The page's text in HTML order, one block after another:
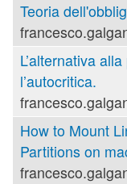
Teoria
L’alternativa
l’autocritica.
How to Mount
Partitions on